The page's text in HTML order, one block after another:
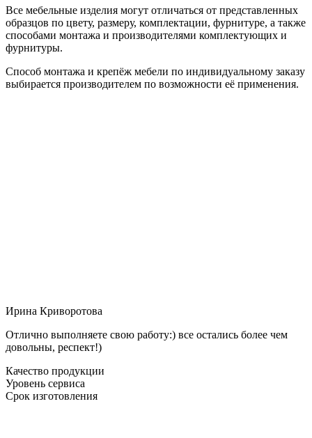
Все мебельные изделия могут отличаться от представленных
образцов по цвету, размеру, комплектации, фурнитуре, а также
способами монтажа и производителями комплектующих и
фурнитуры.
Способ монтажа и крепёж мебели по индивидуальному заказу
выбирается производителем по возможности её применения.
Ирина Криворотова
Отлично выполняете свою работу:) все остались более чем
довольны, респект!)
Качество продукции
Уровень сервиса
Срок изготовления